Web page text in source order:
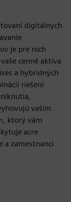
digitálnych
je pre nich
cenné aktíva
a hybridných
riešení
vašim
ktorý vám
acre
a zamestnanci